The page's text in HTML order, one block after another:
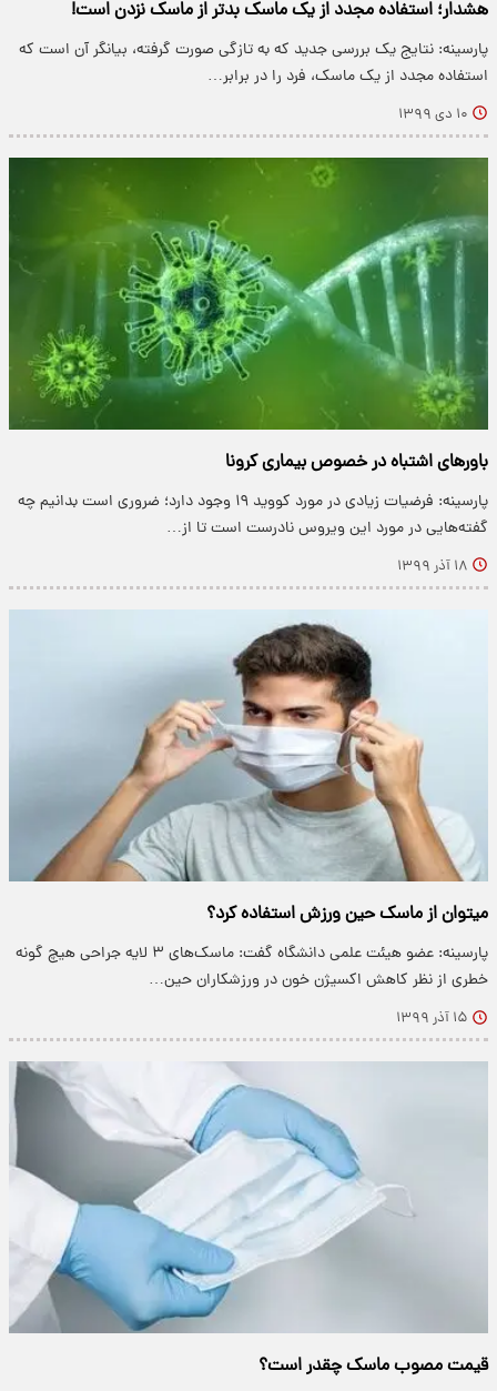
هشدار؛ استفاده مجدد از یک ماسک بدتر از ماسک نزدن است!
پارسینه: نتایج یک بررسی جدید که به تازگی صورت گرفته، بیانگر آن است که
استفاده مجدد از یک ماسک، فرد را در برابر…
۱۰ دی ۱۳۹۹
باور‌های اشتباه در خصوص بیماری کرونا
پارسینه: فرضیات زیادی در مورد کووید ١٩ وجود دارد؛ ضروری است بدانیم چه
گفته‌هایی در مورد این ویروس نادرست است تا از…
۱۸ آذر ۱۳۹۹
میتوان از ماسک حین ورزش استفاده کرد؟
پارسینه: عضو هیئت علمی دانشگاه گفت: ماسک‌های ۳ لایه جراحی هیچ گونه
خطری از نظر کاهش اکسیژن خون در ورزشکاران حین…
۱۵ آذر ۱۳۹۹
قیمت مصوب ماسک چقدر است؟